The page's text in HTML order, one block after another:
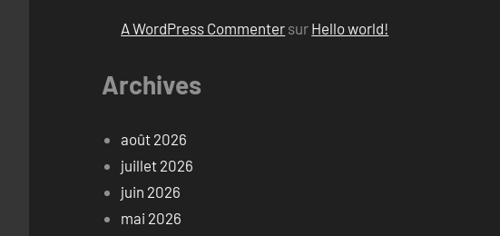
A WordPress Commenter sur Hello world!
Archives
août 2026
juillet 2026
juin 2026
mai 2026